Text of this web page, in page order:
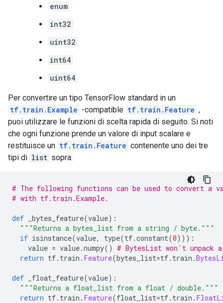
enum
int32
uint32
int64
uint64
Per convertire un tipo TensorFlow standard in un
tf.train.Example -compatible tf.train.Feature ,
puoi utilizzare le funzioni di scelta rapida di seguito. Si noti
che ogni funzione prende un valore di input scalare e
restituisce un tf.train.Feature contenente uno dei tre
tipi di list sopra:
# The following functions can be used to convert a
# with tf.train.Example.
def _bytes_feature(value):
"""Returns a bytes_list from a string / byte."""
if isinstance(value, type(tf.constant(0))):
value = value.numpy() # BytesList won't unpack
return tf. train . Feature(bytes_list=tf. train .
def _float_feature(value):
"""Returns a float_list from a float / double."""
return tf. train . Feature(float_list=tf. train .